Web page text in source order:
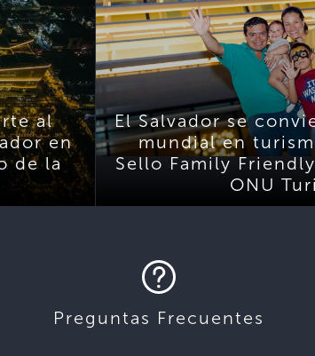
al
en
de la
El Salvador se
mundial en
Sello Family
ONU
Preguntas Frecuentes